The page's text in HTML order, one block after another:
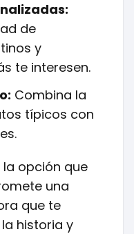
de
y
te interesen.
Combina la
típicos con
opción que
una
que te
historia y